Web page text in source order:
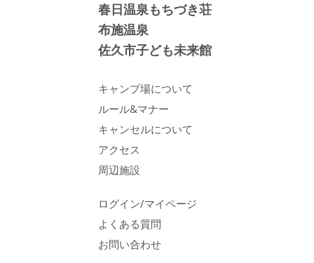
春日温泉もちづき荘
布施温泉
佐久市子ども未来館
キャンプ場について
ルール&マナー
キャンセルについて
アクセス
周辺施設
ログイン/マイページ
よくある質問
お問い合わせ